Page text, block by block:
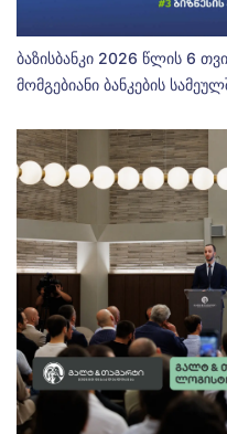
ბაზისბანკი 2026 წლის 6
მომგებიანი ბანკების